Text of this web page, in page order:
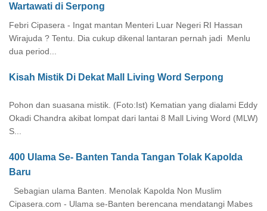
Wartawati di Serpong
Febri Cipasera - Ingat mantan Menteri Luar Negeri RI Hassan
Wirajuda ? Tentu. Dia cukup dikenal lantaran pernah jadi Menlu
dua period...
Kisah Mistik Di Dekat Mall Living Word Serpong
Pohon dan suasana mistik. (Foto:Ist) Kematian yang dialami Eddy
Okadi Chandra akibat lompat dari lantai 8 Mall Living Word (MLW)
S...
400 Ulama Se- Banten Tanda Tangan Tolak Kapolda
Baru
Sebagian ulama Banten. Menolak Kapolda Non Muslim
Cipasera.com - Ulama se-Banten berencana mendatangi Mabes